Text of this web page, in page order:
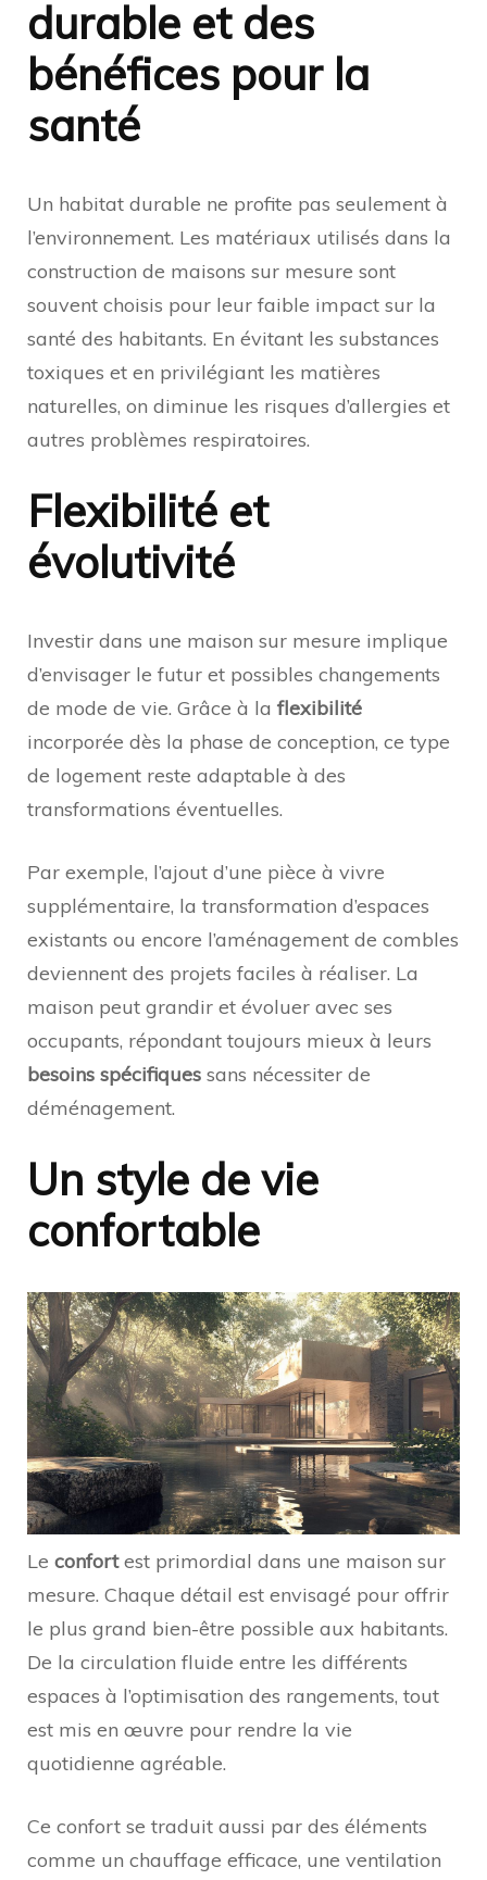
durable et des
bénéfices pour la
santé
Un habitat durable ne profite pas seulement à
l’environnement. Les matériaux utilisés dans la
construction de maisons sur mesure sont
souvent choisis pour leur faible impact sur la
santé des habitants. En évitant les substances
toxiques et en privilégiant les matières
naturelles, on diminue les risques d’allergies et
autres problèmes respiratoires.
Flexibilité et
évolutivité
Investir dans une maison sur mesure implique
d’envisager le futur et possibles changements
de mode de vie. Grâce à la flexibilité
incorporée dès la phase de conception, ce type
de logement reste adaptable à des
transformations éventuelles.
Par exemple, l’ajout d’une pièce à vivre
supplémentaire, la transformation d’espaces
existants ou encore l’aménagement de combles
deviennent des projets faciles à réaliser. La
maison peut grandir et évoluer avec ses
occupants, répondant toujours mieux à leurs
besoins spécifiques sans nécessiter de
déménagement.
Un style de vie
confortable
Le confortest primordial dans une maison sur
mesure. Chaque détail est envisagé pour offrir
le plus grand bien-être possible aux habitants.
De la circulation fluide entre les différents
espaces à l’optimisation des rangements, tout
est mis en œuvre pour rendre la vie
quotidienne agréable.
Ce confort se traduit aussi par des éléments
comme un chauffage efficace, une ventilation